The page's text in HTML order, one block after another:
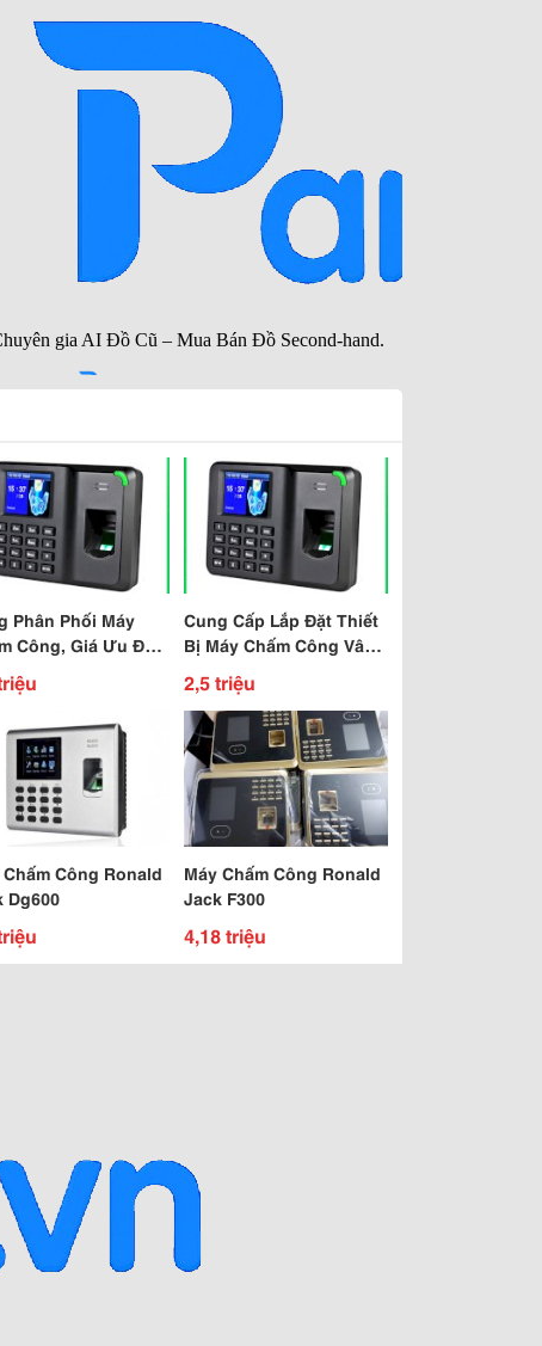
Phân Phối Máy
Công, Giá Ưu Đãi -
Hãng, Bảo Hành
Tận Nơi.
Cung Cấp Lắp Đặt Thiết
Bị Máy Chấm Công Vân
Tay, Thẻ Từ, Thẻ Giấy,
Kiểm Soát Cửa
2,5 triệu
Chấm Công Ronald
Dg600
Máy Chấm Công Ronald
Jack F300
4,18 triệu